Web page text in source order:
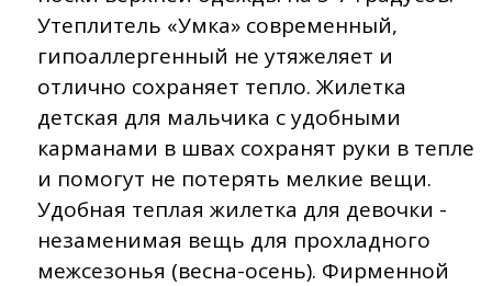
Утеплитель «Умка» современный,
гипоаллергенный не утяжеляет и
отлично сохраняет тепло. Жилетка
детская для мальчика с удобными
карманами в швах сохранят руки в тепле
и помогут не потерять мелкие вещи.
Удобная теплая жилетка для девочки -
незаменимая вещь для прохладного
межсезонья (весна-осень). Фирменной